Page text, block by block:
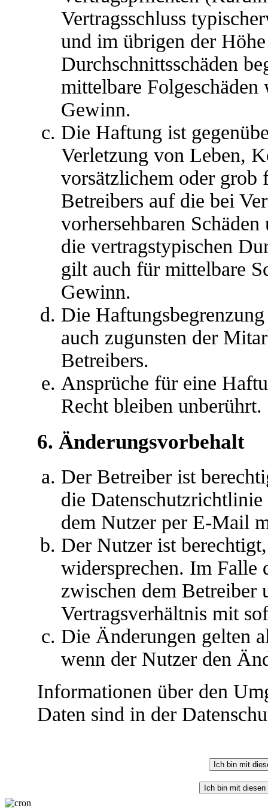
Vertragsschluss
und im übrigen der
Durchschnittsschäden
mittelbare Folgeschäden
Gewinn.
Die Haftung ist
Verletzung von Leben,
vorsätzlichem oder grob
Betreibers auf die bei
vorhersehbaren
die vertragstypischen
gilt auch für mittelbare
Gewinn.
Die
auch zugunsten der
Betreibers.
Ansprüche für eine
Recht bleiben unberührt.
6. Änderungsvorbehalt
Der Betreiber ist
die
dem Nutzer per E-Mail
Der Nutzer ist
widersprechen. Im Falle
zwischen dem Betreiber
Vertragsverhältnis mit
Die Änderungen gelten
wenn der Nutzer den
Informationen über den
Daten sind in der